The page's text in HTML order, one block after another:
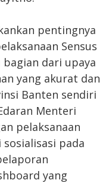
pentingnya
Sensus
bagian dari upaya
yang akurat dan
Banten sendiri
Menteri
pelaksanaan
sosialisasi pada
yang